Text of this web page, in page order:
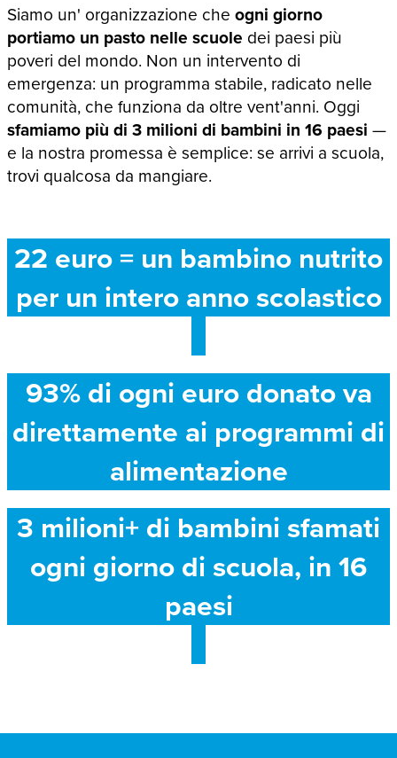
Siamo un' organizzazione che ogni giorno
portiamo un pasto nelle scuole dei paesi più
poveri del mondo. Non un intervento di
emergenza: un programma stabile, radicato nelle
comunità, che funziona da oltre vent'anni. Oggi
sfamiamo più di 3 milioni di bambini in 16 paesi —
e la nostra promessa è semplice: se arrivi a scuola,
trovi qualcosa da mangiare.
22 euro = un bambino nutrito
per un intero anno scolastico
93% di ogni euro donato va
direttamente ai programmi di
alimentazione
3 milioni+ di bambini sfamati
ogni giorno di scuola, in 16
paesi